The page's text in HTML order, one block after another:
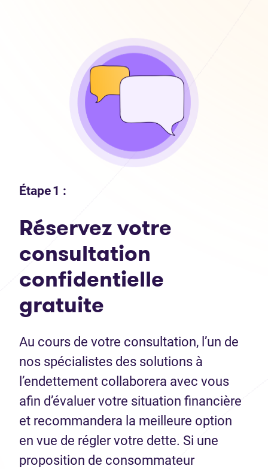
Étape 1 :
Réservez votre
consultation
confidentielle
gratuite
Au cours de votre consultation, l’un de
nos spécialistes des solutions à
l’endettement collaborera avec vous
afin d’évaluer votre situation financière
et recommandera la meilleure option
en vue de régler votre dette. Si une
proposition de consommateur